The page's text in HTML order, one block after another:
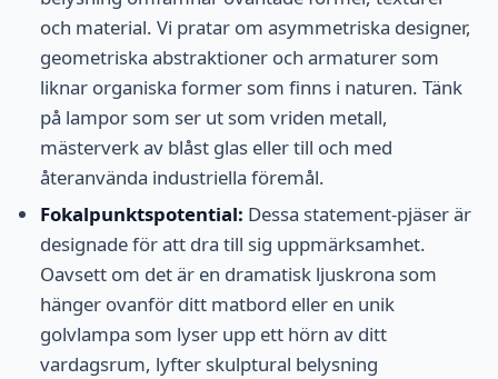
och material. Vi pratar om asymmetriska designer,
geometriska abstraktioner och armaturer som
liknar organiska former som finns i naturen. Tänk
på lampor som ser ut som vriden metall,
mästerverk av blåst glas eller till och med
återanvända industriella föremål.
Fokalpunktspotential: Dessa statement-pjäser är
designade för att dra till sig uppmärksamhet.
Oavsett om det är en dramatisk ljuskrona som
hänger ovanför ditt matbord eller en unik
golvlampa som lyser upp ett hörn av ditt
vardagsrum, lyfter skulptural belysning